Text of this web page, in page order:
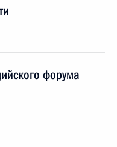
форума